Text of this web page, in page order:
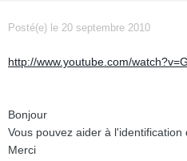
Posté(e) le 20 septembre 2010
http://www.youtube.com/
Bonjour
Vous pouvez aider à
Merci